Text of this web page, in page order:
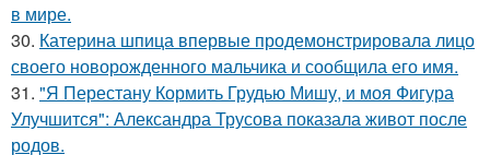
в мире.
30. Катерина шпица впервые продемонстрировала лицо
своего новорожденного мальчика и сообщила его имя.
31. "Я Перестану Кормить Грудью Мишу, и моя Фигура
Улучшится": Александра Трусова показала живот после
родов.